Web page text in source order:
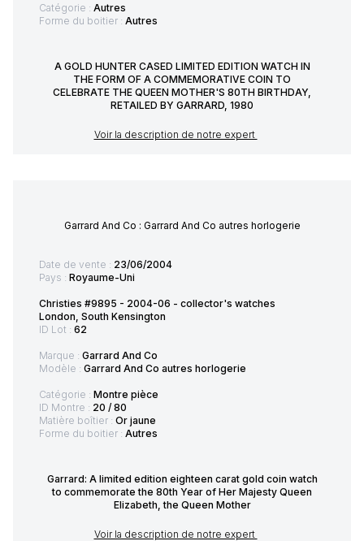
Catégorie : Autres
Forme du boitier : Autres
A GOLD HUNTER CASED LIMITED EDITION WATCH IN
THE FORM OF A COMMEMORATIVE COIN TO
CELEBRATE THE QUEEN MOTHER'S 80TH BIRTHDAY,
RETAILED BY GARRARD, 1980
Voir la description de notre expert
Garrard And Co : Garrard And Co autres horlogerie
Date de vente : 23/06/2004
Pays : Royaume-Uni
Christies #9895 - 2004-06 - collector's watches
London, South Kensington
ID Lot : 62
Marque : Garrard And Co
Modèle : Garrard And Co autres horlogerie
Catégorie : Montre pièce
ID Montre : 20 / 80
Matière boîtier : Or jaune
Forme du boitier : Autres
Garrard: A limited edition eighteen carat gold coin watch
to commemorate the 80th Year of Her Majesty Queen
Elizabeth, the Queen Mother
Voir la description de notre expert